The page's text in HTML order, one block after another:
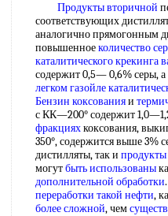
Продукты вторичной
соответствующих
аналогично прямогонным
повышенноеколичество
каталитического крекинга
содержит 0,5— 0,6% серы, а
легком газойле
Бензин коксованияи
с КК—200° содержит
фракцияхкоксования,
350°, содержится выше 3%
дистилляты, так и
могутбыть использованы
дополнительной обработки
переработки такой нефти,
более сложной, чем